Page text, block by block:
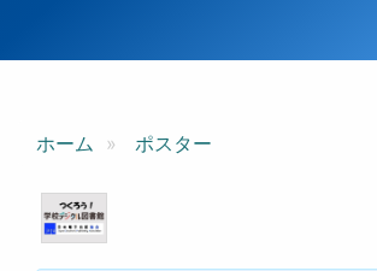
ホーム ポスター